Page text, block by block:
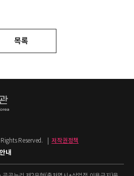
목록
Reserved.
저작권정책
내